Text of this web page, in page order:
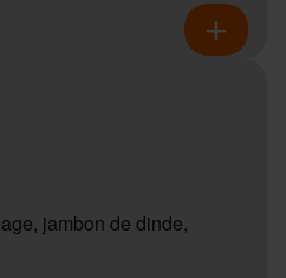
jambon de dinde,